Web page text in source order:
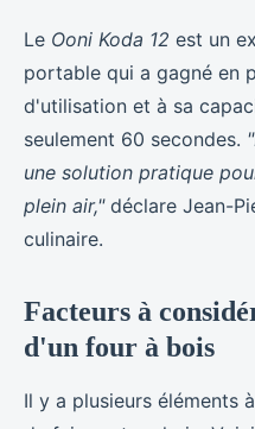
Le Ooni Koda 12 est un
portable qui a gagné en
d'utilisation et à sa
seulement 60 secondes.
une solution pratique
plein air,"déclare Jean-
culinaire.
Facteurs à
d'un four à bois
Il y a plusieurs éléments